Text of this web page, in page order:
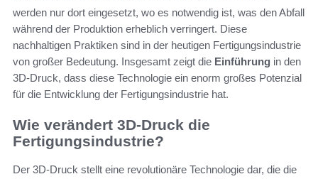
werden nur dort eingesetzt, wo es notwendig ist, was den Abfall
während der Produktion erheblich verringert. Diese
nachhaltigen Praktiken sind in der heutigen Fertigungsindustrie
von großer Bedeutung. Insgesamt zeigt die Einführung in den
3D-Druck, dass diese Technologie ein enorm großes Potenzial
für die Entwicklung der Fertigungsindustrie hat.
Wie verändert 3D-Druck die
Fertigungsindustrie?
Der 3D-Druck stellt eine revolutionäre Technologie dar, die die